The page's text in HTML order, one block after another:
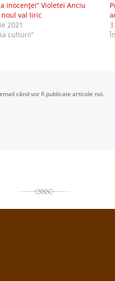
inocenţei” Violetei Anciu
val liric
2021
culturii”
când vor fi publicate articole noi.